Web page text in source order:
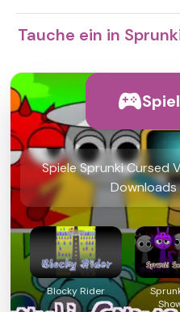
Tauche ein in
Spiele Sprunki Cursed
Blocky Rider